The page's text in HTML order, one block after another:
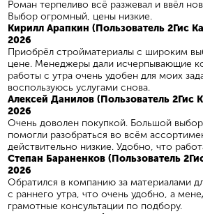
Роман терпеливо всё разжевал и ввёл
Выбор огромный, цены низкие.
Кирилл Арапкин (Пользователь 2Гис
2026
Приобрёл стройматериалы с широким
цене. Менеджеры дали исчерпывающие
работы с утра очень удобен для моих
воспользуюсь услугами снова.
Алексей Данилов (Пользователь 2Гис
2026
Очень доволен покупкой. Большой
помогли разобраться во всём
действительно низкие. Удобно, что
Степан Бараненков (Пользователь
2026
Обратился в компанию за материалами
с раннего утра, что очень удобно, а
грамотные консультации по подбору.